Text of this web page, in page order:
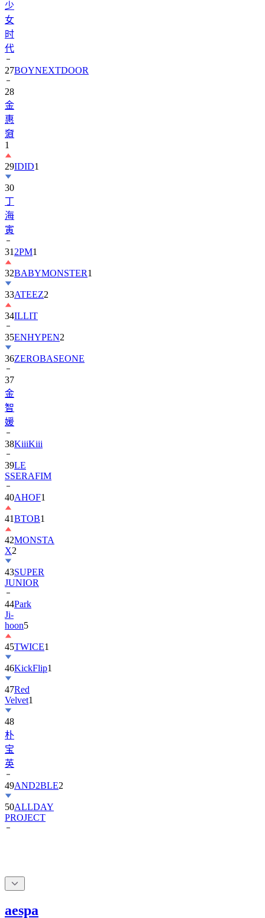
少
女
时
代
27BOYNEXTDOOR
28
金
惠
奫
1
29IDID1
30
丁
海
寅
31 2PM1
32BABYMONSTER1
33ATEEZ2
34ILLIT
35ENHYPEN2
36ZEROBASEONE
37
金
智
媛
38KiiiKiii
39LE
SSERAFIM
40AHOF1
41BTOB1
42MONSTA
X2
43SUPER
JUNIOR
44Park
Ji-
hoon5
45TWICE1
46KickFlip1
47Red
Velvet1
48
朴
宝
英
49AND2BLE2
50ALLDAY
PROJECT
aespa